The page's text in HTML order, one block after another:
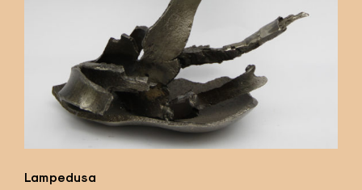
Lampedusa